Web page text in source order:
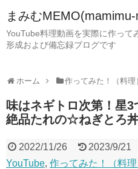
まみむ
YouTube料理動画を実際に作って
形成および備忘録ブログです
ホーム 作ってみた！（料理
味はネギトロ次第！星3
絶品たれの☆ねぎとろ丼
2022/11/26 2023/9/21
YouTube, 作ってみた！（料理